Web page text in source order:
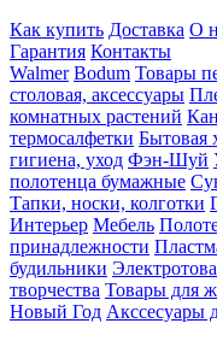
Как купить Доставка О
Гарантия Контакты
Walmer Bodum Товары
столовая, аксессуары
комнатных растений
термосалфетки Бытовая
гигиена, уход Фэн-Шуй
полотенца бумажные
Тапки, носки, колготки
Интерьер Мебель
принадлежности
будильники
творчества Товары для
Новый Год Акссесуары